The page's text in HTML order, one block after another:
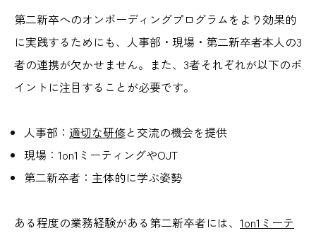
第二新卒へのオンボーディングプログラムをより効果的
に実践するためにも、人事部・現場・第二新卒者本人の3
者の連携が欠かせません。また、3者それぞれが以下のポ
イントに注目することが必要です。
人事部： 適切な研修と交流の機会を提供
現場：1on1ミーティングやOJT
第二新卒者：主体的に学ぶ姿勢
ある程度の業務経験がある第二新卒者には、 1on1ミーテ